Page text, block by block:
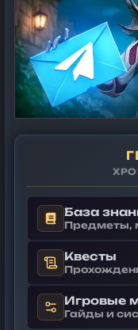
База
Предметы,
Квесты
Игровые
Гайды и